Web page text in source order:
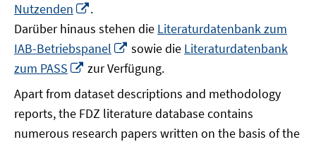
Nutzenden
neuem
Fenster
öffnen
.
Darüber hinaus stehen die Literaturdatenbank zum
IAB-Betriebspanel
In
neuem
Fenster
öffnen
sowie die Literaturdatenbank
zum PASS
In
Fenster
öffnen
zur Verfügung.
Apart from dataset descriptions and methodology
reports, the FDZ literature database contains
numerous research papers written on the basis of the